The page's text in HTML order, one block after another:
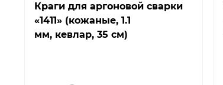
Краги для аргоновой сварки
«1411» (кожаные, 1.1
мм, кевлар, 35 см)